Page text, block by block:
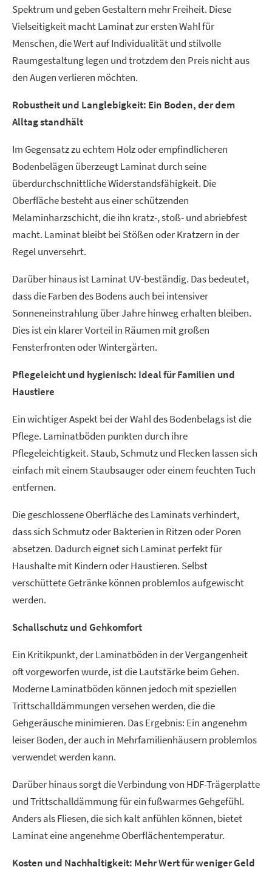
Spektrum und geben Gestaltern mehr Freiheit. Diese
Vielseitigkeit macht Laminat zur ersten Wahl für
Menschen, die Wert auf Individualität und stilvolle
Raumgestaltung legen und trotzdem den Preis nicht aus
den Augen verlieren möchten.
Robustheit und Langlebigkeit: Ein Boden, der dem
Alltag standhält
Im Gegensatz zu echtem Holz oder empfindlicheren
Bodenbelägen überzeugt Laminat durch seine
überdurchschnittliche Widerstandsfähigkeit. Die
Oberfläche besteht aus einer schützenden
Melaminharzschicht, die ihn kratz-, stoß- und abriebfest
macht. Laminat bleibt bei Stößen oder Kratzern in der
Regel unversehrt.
Darüber hinaus ist Laminat UV-beständig. Das bedeutet,
dass die Farben des Bodens auch bei intensiver
Sonneneinstrahlung über Jahre hinweg erhalten bleiben.
Dies ist ein klarer Vorteil in Räumen mit großen
Fensterfronten oder Wintergärten.
Pflegeleicht und hygienisch: Ideal für Familien und
Haustiere
Ein wichtiger Aspekt bei der Wahl des Bodenbelags ist die
Pflege. Laminatböden punkten durch ihre
Pflegeleichtigkeit. Staub, Schmutz und Flecken lassen sich
einfach mit einem Staubsauger oder einem feuchten Tuch
entfernen.
Die geschlossene Oberfläche des Laminats verhindert,
dass sich Schmutz oder Bakterien in Ritzen oder Poren
absetzen. Dadurch eignet sich Laminat perfekt für
Haushalte mit Kindern oder Haustieren. Selbst
verschüttete Getränke können problemlos aufgewischt
werden.
Schallschutz und Gehkomfort
Ein Kritikpunkt, der Laminatböden in der Vergangenheit
oft vorgeworfen wurde, ist die Lautstärke beim Gehen.
Moderne Laminatböden können jedoch mit speziellen
Trittschalldämmungen versehen werden, die die
Gehgeräusche minimieren. Das Ergebnis: Ein angenehm
leiser Boden, der auch in Mehrfamilienhäusern problemlos
verwendet werden kann.
Darüber hinaus sorgt die Verbindung von HDF-Trägerplatte
und Trittschalldämmung für ein fußwarmes Gehgefühl.
Anders als Fliesen, die sich kalt anfühlen können, bietet
Laminat eine angenehme Oberflächentemperatur.
Kosten und Nachhaltigkeit: Mehr Wert für weniger Geld